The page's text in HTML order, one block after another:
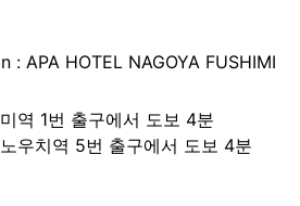
: APA HOTEL NAGOYA FUSHIMI
역 1번 출구에서 도보 4분
우치역 5번 출구에서 도보 4분